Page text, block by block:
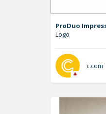
ProDuo
Logo
c.com